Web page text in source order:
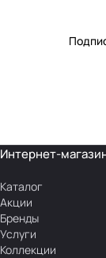
Интернет-
Каталог
Акции
Бренды
Услуги
Коллекции